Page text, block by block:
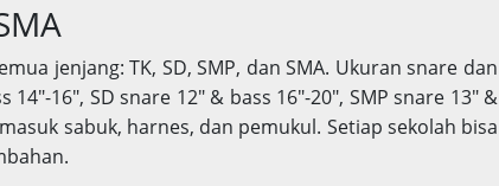
jenjang: TK, SD, SMP, dan SMA. Ukuran snare dan
16″, SD snare 12″ & bass 16″-20″, SMP snare 13″ &
sabuk, harnes, dan pemukul. Setiap sekolah bisa